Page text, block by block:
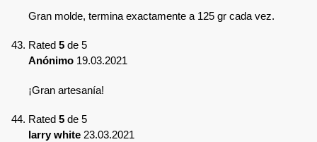
Gran molde, termina exactamente a 125 gr cada vez.
Rated 5 de 5
Anónimo 19.03.2021
¡Gran artesanía!
Rated 5 de 5
larry white 23.03.2021